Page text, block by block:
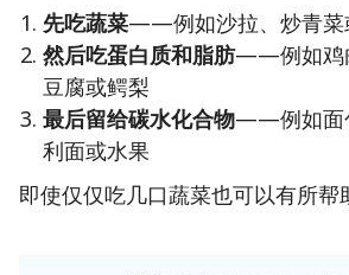
先吃蔬菜——例如沙拉、炒青菜
然后吃蛋白质和脂肪——例如鸡
豆腐或鳄梨
最后留给碳水化合物——例如面
利面或水果
即使仅仅吃几口蔬菜也可以有所帮